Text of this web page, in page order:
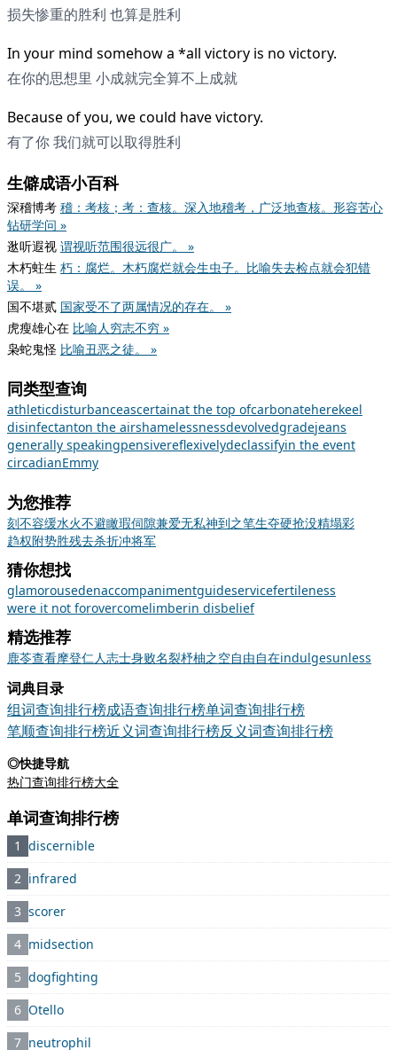
损失惨重的胜利 也算是胜利
In your mind somehow a *all victory is no victory.
在你的思想里 小成就完全算不上成就
Because of you, we could have victory.
有了你 我们就可以取得胜利
生僻成语小百科
深稽博考 稽：考核；考：查核。深入地稽考，广泛地查核。形容苦心
钻研学问 »
逖听遐视 谓视听范围很远很广。 »
木朽蛀生 朽：腐烂。木朽腐烂就会生虫子。比喻失去检点就会犯错
误。 »
国不堪贰 国家受不了两属情况的存在。 »
虎瘦雄心在 比喻人穷志不穷 »
枭蛇鬼怪 比喻丑恶之徒。 »
同类型查询
athleticdisturbanceascertainat the top ofcarbonateherekeel
disinfectanton the airshamelessnessdevolvedgradejeans
generally speakingpensivereflexivelydeclassifyin the event
circadianEmmy
为您推荐
刻不容缓水火不避瞰瑕伺隙兼爱无私神到之笔生夺硬抢没精塌彩
趋权附势胜残去杀折冲将军
猜你想找
glamorousedenaccompanimentguideservicefertileness
were it not forovercomelimberin disbelief
精选推荐
鹿苓查看摩登仁人志士身败名裂杼柚之空自由自在indulgesunless
词典目录
组词查询排行榜成语查询排行榜单词查询排行榜
笔顺查询排行榜近义词查询排行榜反义词查询排行榜
◎快捷导航
热门查询排行榜大全
单词查询排行榜
1 discernible
2 infrared
3 scorer
4 midsection
5 dogfighting
6 Otello
7 neutrophil